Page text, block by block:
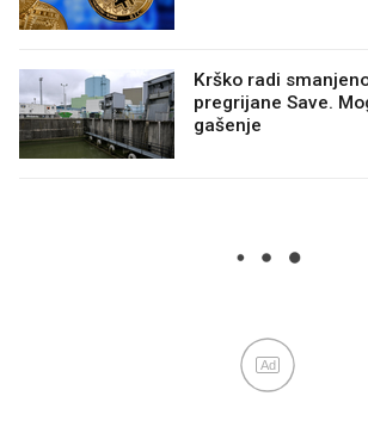
Krško radi
pregrijane Save.
gašenje
Ad